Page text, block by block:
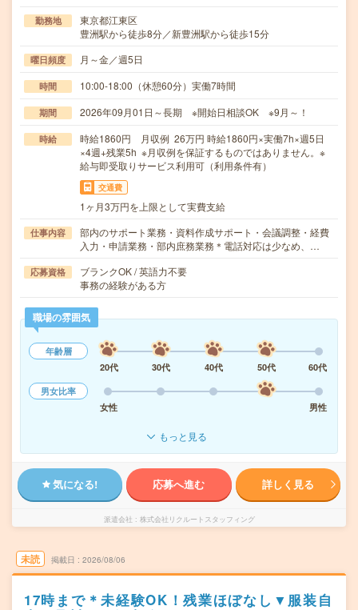
勤務地
東京都江東区
豊洲駅から徒歩8分／新豊洲駅から徒歩15分
曜日頻度 月～金／週5日
時間 10:00-18:00（休憩60分）実働7時間
期間 2026年09月01日～長期 ※開始日相談OK ※9月～！
時給
時給1860円 月収例 26万円 時給1860円×実働7h×週5日
×4週+残業5h ※月収例を保証するものではありません。※
給与即受取りサービス利用可（利用条件有）
交通費
1ヶ月3万円を上限として実費支給
仕事内容
部内のサポート業務・資料作成サポート・会議調整・経費
入力・申請業務・部内庶務業務＊電話対応は少なめ、…
応募資格
ブランクOK / 英語力不要
事務の経験がある方
職場の雰囲気
年齢層
20代
30代 40代 50代
60代
男女比率
女性
男性
もっと見る
気になる! 応募へ進む 詳しく見る
派遣会社 株式会社リクルートスタッフィング
未読 掲載日 2026/08/06
17時まで＊未経験OK！残業ほぼなし▼服装自